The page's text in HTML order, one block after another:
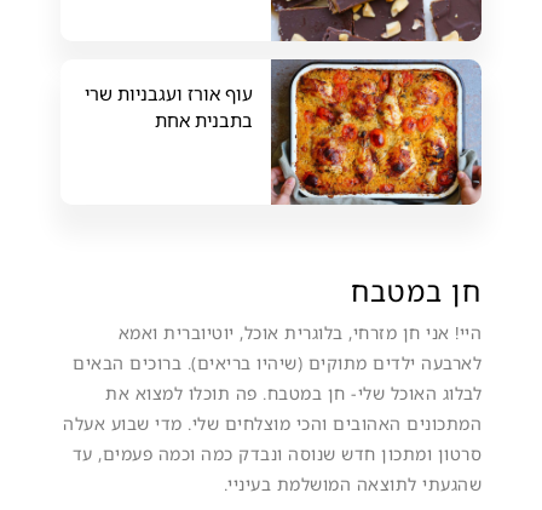
חן במטבח
היי! אני חן מזרחי, בלוגרית אוכל, יוטיוברית ואמא
לארבעה ילדים מתוקים (שיהיו בריאים). ברוכים הבאים
לבלוג האוכל שלי- חן במטבח. פה תוכלו למצוא את
המתכונים האהובים והכי מוצלחים שלי. מדי שבוע אעלה
סרטון ומתכון חדש שנוסה ונבדק כמה וכמה פעמים, עד
שהגעתי לתוצאה המושלמת בעיניי.
עוף אורז ועגבניות שרי
בתבנית אחת